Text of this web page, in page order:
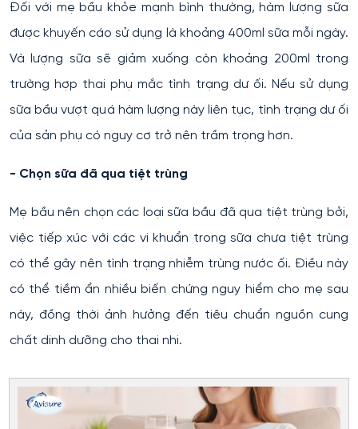
Đối với mẹ bầu khỏe mạnh bình thường, hàm lượng sữa
được khuyến cáo sử dụng là khoảng 400ml sữa mỗi ngày.
Và lượng sữa sẽ giảm xuống còn khoảng 200ml trong
trường hợp thai phụ mắc tình trạng dư ối. Nếu sử dụng
sữa bầu vượt quá hàm lượng này liên tục, tình trạng dư ối
của sản phụ có nguy cơ trở nên trầm trọng hơn.
- Chọn sữa đã qua tiệt trùng
Mẹ bầu nên chọn các loại sữa bầu đã qua tiệt trùng bởi,
việc tiếp xúc với các vi khuẩn trong sữa chưa tiệt trùng
có thể gây nên tình trạng nhiễm trùng nước ối. Điều này
có thể tiềm ẩn nhiều biến chứng nguy hiểm cho mẹ sau
này, đồng thời ảnh hưởng đến tiêu chuẩn nguồn cung
chất dinh dưỡng cho thai nhi.